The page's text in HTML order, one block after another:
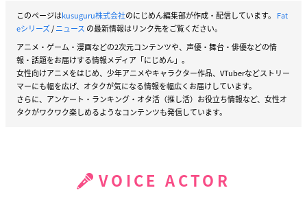
このページはkusuguru株式会社のにじめん編集部が作成・配信しています。 Fat
eシリーズ/ニュース の最新情報はリンク先をご覧ください。
アニメ・ゲーム・漫画などの2次元コンテンツや、声優・舞台・俳優などの情
報・話題をお届けする情報メディア「にじめん」。
女性向けアニメをはじめ、少年アニメやキャラクター作品、VTuberなどストリー
マーにも幅を広げ、オタクが気になる情報を幅広くお届けしています。
さらに、アンケート・ランキング・オタ活（推し活）お役立ち情報など、女性オ
タクがワクワク楽しめるようなコンテンツも発信しています。
VOICE ACTOR